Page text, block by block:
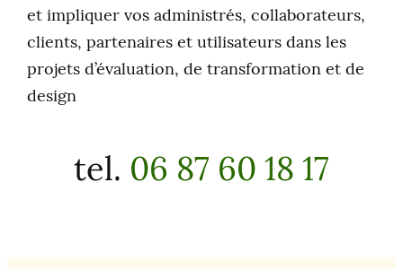
et impliquer vos administrés, collaborateurs,
clients, partenaires et utilisateurs dans les
projets d’évaluation, de transformation et de
design
tel. 06 87 60 18 17